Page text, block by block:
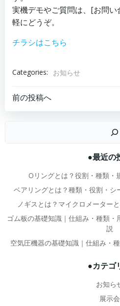
実機デモやご質問は、[お問
軽にどうぞ。
チラシはこちら
Categories: お知らせ
投
ビ
ゲ
ー
シ
前の投稿へ
稿
●最近の
Oリングとは？役割・種類・
ベアリングとは？種類・役割・
ノギスとは？マイクロメーター
ゴム板の基礎知識｜仕組み・種類
説
空気圧機器の基礎知識｜仕組み・
●カテゴ
お知ら
展示会